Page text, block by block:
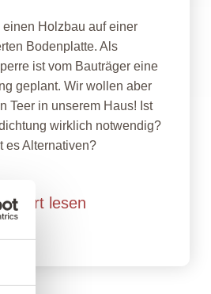
Holzbau auf einer
Bodenplatte. Als
ist vom Bauträger eine
geplant. Wir wollen aber
Teer in unserem Haus! Ist
wirklich notwendig?
es Alternativen?
lesen